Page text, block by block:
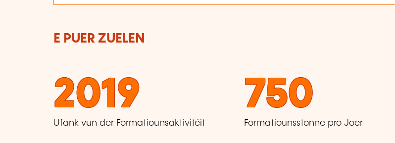
E PUER ZUELEN
2019
Ufank vun der Formatiounsaktivitéit
750
Formatiounsstonne pro Joer